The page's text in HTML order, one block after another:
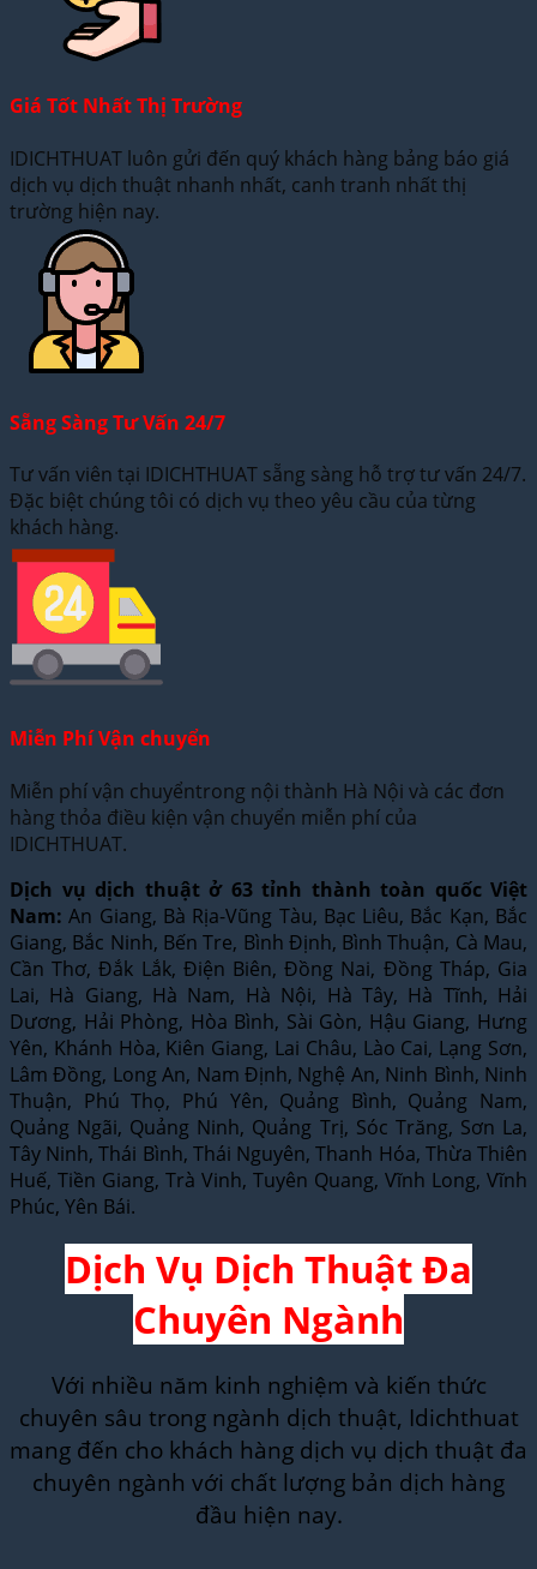
Giá Tốt Nhất Thị Trường
IDICHTHUAT luôn gửi đến quý khách hàng bảng báo giá
dịch vụ dịch thuật nhanh nhất, canh tranh nhất thị
trường hiện nay.
Sẵng Sàng Tư Vấn 24/7
Tư vấn viên tại IDICHTHUAT sẵng sàng hỗ trợ tư vấn 24/7.
Đặc biệt chúng tôi có dịch vụ theo yêu cầu của từng
khách hàng.
Miễn Phí Vận chuyển
Miễn phí vận chuyểntrong nội thành Hà Nội và các đơn
hàng thỏa điều kiện vận chuyển miễn phí của
IDICHTHUAT.
Dịch vụ dịch thuật ở 63 tỉnh thành toàn quốc Việt
Nam: An Giang, Bà Rịa-Vũng Tàu, Bạc Liêu, Bắc Kạn, Bắc
Giang, Bắc Ninh, Bến Tre, Bình Định, Bình Thuận, Cà Mau,
Cần Thơ, Đắk Lắk, Điện Biên, Đồng Nai, Đồng Tháp, Gia
Lai, Hà Giang, Hà Nam, Hà Nội, Hà Tây, Hà Tĩnh, Hải
Dương, Hải Phòng, Hòa Bình, Sài Gòn, Hậu Giang, Hưng
Yên, Khánh Hòa, Kiên Giang, Lai Châu, Lào Cai, Lạng Sơn,
Lâm Đồng, Long An, Nam Định, Nghệ An, Ninh Bình, Ninh
Thuận, Phú Thọ, Phú Yên, Quảng Bình, Quảng Nam,
Quảng Ngãi, Quảng Ninh, Quảng Trị, Sóc Trăng, Sơn La,
Tây Ninh, Thái Bình, Thái Nguyên, Thanh Hóa, Thừa Thiên
Huế, Tiền Giang, Trà Vinh, Tuyên Quang, Vĩnh Long, Vĩnh
Phúc, Yên Bái.
Dịch Vụ Dịch Thuật Đa
Chuyên Ngành
Với nhiều năm kinh nghiệm và kiến thức
chuyên sâu trong ngành dịch thuật, Idichthuat
mang đến cho khách hàng dịch vụ dịch thuật đa
chuyên ngành với chất lượng bản dịch hàng
đầu hiện nay.